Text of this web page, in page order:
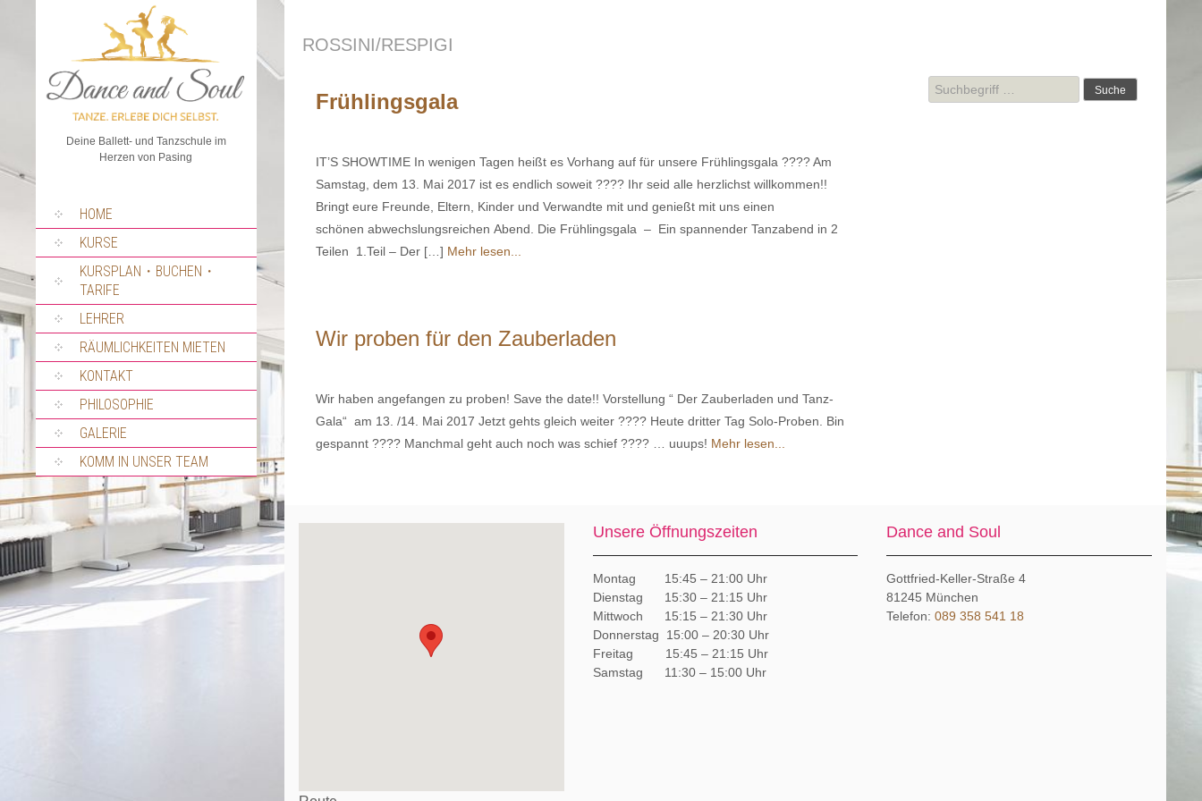
Deine Ballett- und Tanzschule im
Herzen von Pasing
SPRUNG
ZUM
INHALT
HOME
KURSE
KURSPLAN・BUCHEN・
TARIFE
LEHRER
RÄUMLICHKEITEN MIETEN
KONTAKT
PHILOSOPHIE
GALERIE
KOMM IN UNSER TEAM
ROSSINI/RESPIGI
Frühlingsgala
IT’S SHOWTIME In wenigen Tagen heißt es Vorhang auf für unsere Frühlingsgala ???? Am
Samstag, dem 13. Mai 2017 ist es endlich soweit ???? Ihr seid alle herzlichst willkommen!!
Bringt eure Freunde, Eltern, Kinder und Verwandte mit und genießt mit uns einen
schönen abwechslungsreichen Abend. Die Frühlingsgala – Ein spannender Tanzabend in 2
Teilen 1.Teil – Der […] Mehr lesen...
Wir proben für den Zauberladen
Wir haben angefangen zu proben! Save the date!! Vorstellung “ Der Zauberladen und Tanz-
Gala“ am 13. /14. Mai 2017 Jetzt gehts gleich weiter ???? Heute dritter Tag Solo-Proben. Bin
gespannt ???? Manchmal geht auch noch was schief ???? … uuups! Mehr lesen...
Suche
nach:
Unsere Öffnungszeiten
Montag 15:45 – 21:00 Uhr
Dienstag 15:30 – 21:15 Uhr
Mittwoch 15:15 – 21:30 Uhr
Donnerstag 15:00 – 20:30 Uhr
Freitag 15:45 – 21:15 Uhr
Samstag 11:30 – 15:00 Uhr
Dance and Soul
Gottfried-Keller-Straße 4
81245 München
Telefon:089 358 541 18